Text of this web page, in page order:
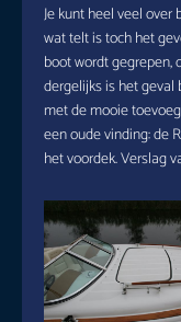
Je kunt heel veel
wat telt is toch het
boot wordt gegrepen,
dergelijks is het geval
met de mooie
een oude vinding: de
het voordek. Verslag